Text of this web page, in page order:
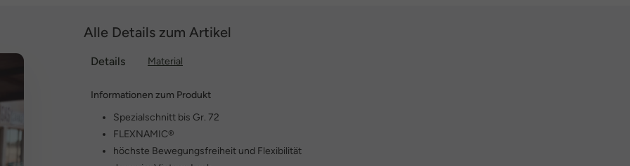
Alle Details zum Artikel
Details Material
Informationen zum Produkt
Spezialschnitt bis Gr. 72
FLEXNAMIC®
höchste Bewegungsfreiheit und Flexibilität